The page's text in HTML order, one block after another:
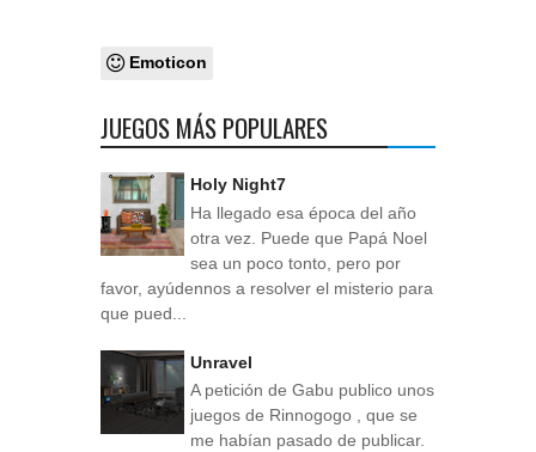
Emoticon
JUEGOS MÁS POPULARES
Holy Night7
Ha llegado esa época del año
otra vez. Puede que Papá Noel
sea un poco tonto, pero por
favor, ayúdennos a resolver el misterio para
que pued...
Unravel
A petición de Gabu publico unos
juegos de Rinnogogo , que se
me habían pasado de publicar.